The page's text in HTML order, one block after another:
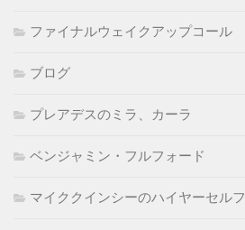
ファイナルウェイクアップコール
ブログ
プレアデスのミラ、カーラ
ベンジャミン・フルフォード
マイククインシーのハイヤーセルフ